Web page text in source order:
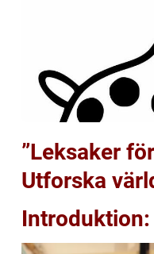
”Leksaker
Utforska
Introduktion: